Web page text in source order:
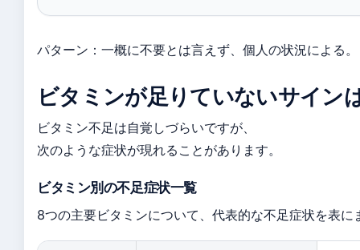
パターン：一概に不要とは言えず、個人の状況による。
ビタミンが足りていないサイン
ビタミン不足は自覚しづらいですが、
次のような症状が現れることがあります。
ビタミン別の不足症状一覧
8つの主要ビタミンについて、代表的な不足症状を表に